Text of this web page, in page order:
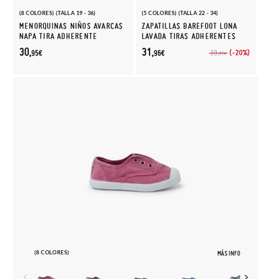
(8 COLORES) (TALLA 19 - 36)
MENORQUINAS NIÑOS AVARCAS
NAPA TIRA ADHERENTE
30,95€
(5 COLORES) (TALLA 22 - 34)
ZAPATILLAS BAREFOOT LONA
LAVADA TIRAS ADHERENTES
39,95€ (-20%)
31,96€
(8 COLORES) MÁS INFO